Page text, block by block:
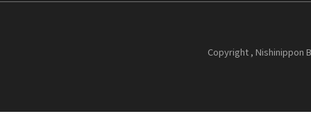
Copyright , Nishinippon